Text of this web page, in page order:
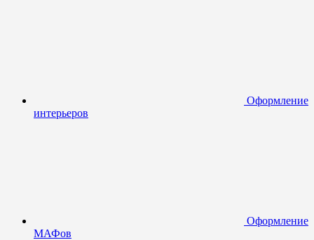
Оформление
интерьеров
Оформление
МАФов